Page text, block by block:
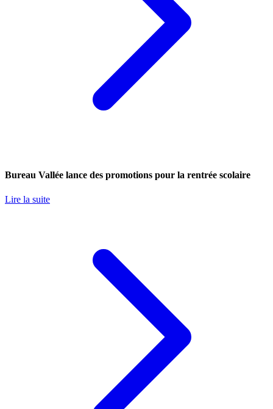
Bureau Vallée lance des promotions pour la rentrée scolaire
Lire la suite